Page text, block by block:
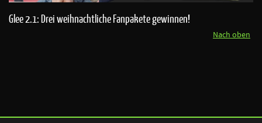
Glee 2.1: Drei weihnachtliche Fanpakete gewinnen!
Nach oben